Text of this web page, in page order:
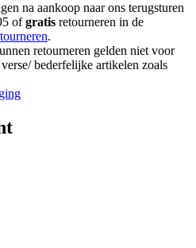
na aankoop naar ons terugsturen
ofgratis retourneren in de
.
retourneren gelden niet voor
bederfelijke artikelen zoals